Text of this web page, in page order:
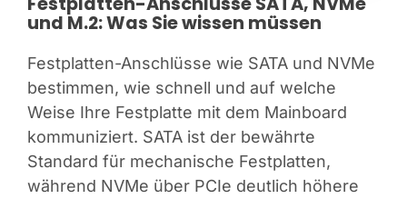
und M.2: Was Sie wissen müssen
Festplatten-Anschlüsse wie SATA und NVMe
bestimmen, wie schnell und auf welche
Weise Ihre Festplatte mit dem Mainboard
kommuniziert. SATA ist der bewährte
Standard für mechanische Festplatten,
während NVMe über PCIe deutlich höhere